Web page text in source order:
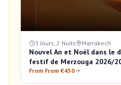
3 Jours, 2 Nuits Marrakech
Nouvel An et Noël dans le
festif de Merzouga 2026/
From From €450